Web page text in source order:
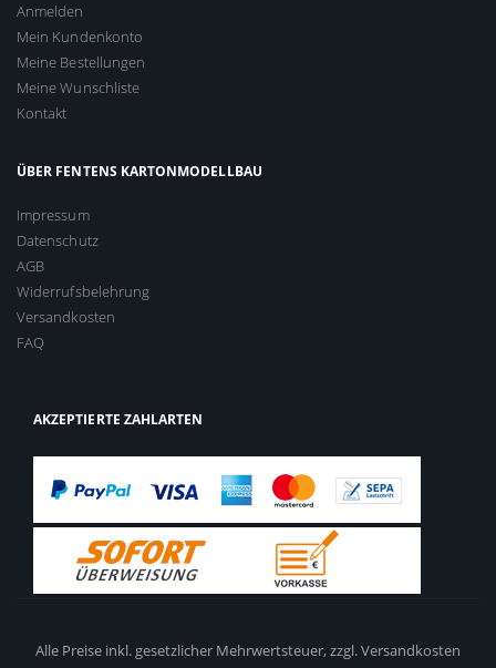
Anmelden
Mein Kundenkonto
Meine Bestellungen
Meine Wunschliste
Kontakt
ÜBER FENTENS KARTONMODELLBAU
Impressum
Datenschutz
AGB
Widerrufsbelehrung
Versandkosten
FAQ
AKZEPTIERTE ZAHLARTEN
Alle Preise inkl. gesetzlicher Mehrwertsteuer,zzgl. Versandkosten